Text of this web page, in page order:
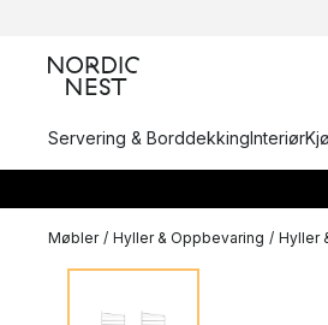
Servering & BorddekkingInteriør
Møbler / Hyller & Oppbevaring / Hyller